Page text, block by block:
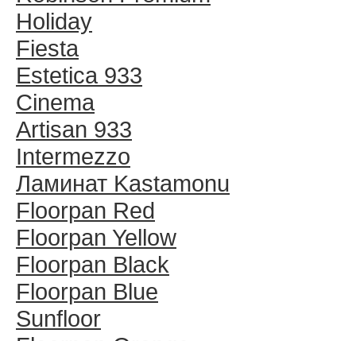
Holiday
Fiesta
Estetica 933
Cinema
Artisan 933
Intermezzo
Ламинат Kastamonu
Floorpan Red
Floorpan Yellow
Floorpan Black
Floorpan Blue
Sunfloor